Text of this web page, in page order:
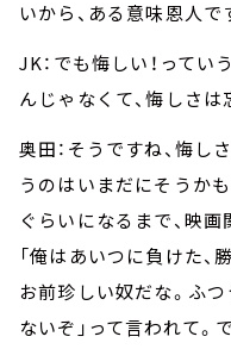
いから、ある意味恩人で
JK：でも悔しい！って
んじゃなくて、悔しさは
奥田：そうですね、悔し
うのはいまだにそうか
ぐらいになるまで、映
「俺はあいつに負けた、
お前珍しい奴だな。ふ
ないぞ」って言われて。